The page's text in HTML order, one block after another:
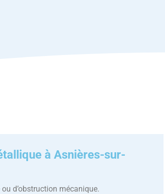
à Asnières-sur-
d’obstruction mécanique.